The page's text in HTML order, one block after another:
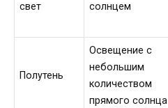
свет
солнцем
Полутень
Освещение с
небольшим
количеством
прямого солнца